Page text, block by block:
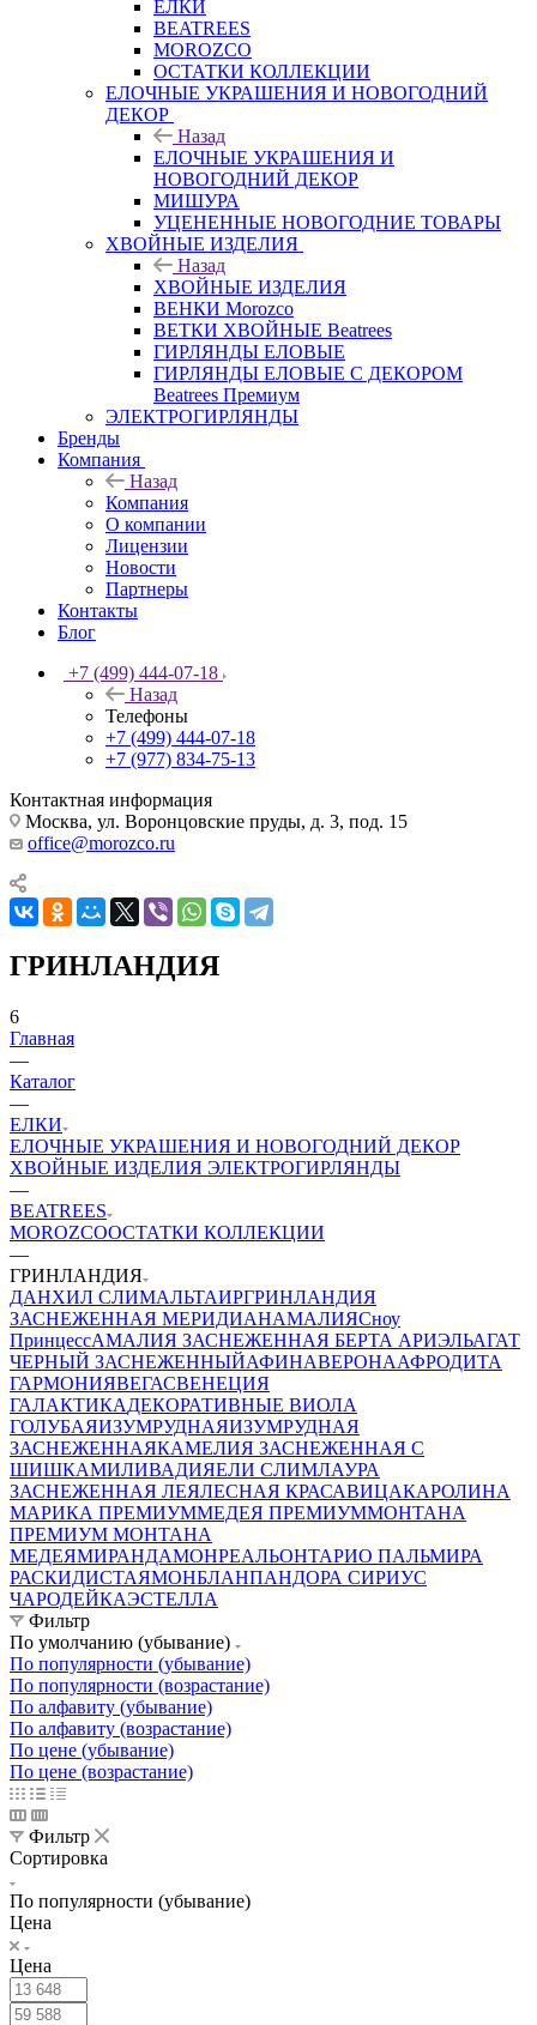
ЕЛКИ
BEATREES
MOROZCO
ОСТАТКИ КОЛЛЕКЦИИ
ЕЛОЧНЫЕ УКРАШЕНИЯ И НОВОГОДНИЙ
ДЕКОР
Назад
ЕЛОЧНЫЕ УКРАШЕНИЯ И
НОВОГОДНИЙ ДЕКОР
МИШУРА
УЦЕНЕННЫЕ НОВОГОДНИЕ ТОВАРЫ
ХВОЙНЫЕ ИЗДЕЛИЯ
Назад
ХВОЙНЫЕ ИЗДЕЛИЯ
ВЕНКИ Morozco
ВЕТКИ ХВОЙНЫЕ Beatrees
ГИРЛЯНДЫ ЕЛОВЫЕ
ГИРЛЯНДЫ ЕЛОВЫЕ С ДЕКОРОМ
Beatrees Премиум
ЭЛЕКТРОГИРЛЯНДЫ
Бренды
Компания
Назад
Компания
О компании
Лицензии
Новости
Партнеры
Контакты
Блог
+7 (499) 444-07-18
Назад
Телефоны
+7 (499) 444-07-18
+7 (977) 834-75-13
Контактная информация
Москва, ул. Воронцовские пруды, д. 3, под. 15
office@morozco.ru
ГРИНЛАНДИЯ
6
Главная
—
Каталог
—
ЕЛКИ
ЕЛОЧНЫЕ УКРАШЕНИЯ И НОВОГОДНИЙ ДЕКОР
ХВОЙНЫЕ ИЗДЕЛИЯ ЭЛЕКТРОГИРЛЯНДЫ
—
BEATREES
MOROZCOОСТАТКИ КОЛЛЕКЦИИ
—
ГРИНЛАНДИЯ
ДАНХИЛ СЛИМАЛЬТАИРГРИНЛАНДИЯ
ЗАСНЕЖЕННАЯ МЕРИДИАНАМАЛИЯСноу
ПринцессАМАЛИЯ ЗАСНЕЖЕННАЯ БЕРТА АРИЭЛЬАГАТ
ЧЕРНЫЙ ЗАСНЕЖЕННЫЙАФИНАВЕРОНААФРОДИТА
ГАРМОНИЯВЕГАСВЕНЕЦИЯ
ГАЛАКТИКАДЕКОРАТИВНЫЕ ВИОЛА
ГОЛУБАЯИЗУМРУДНАЯИЗУМРУДНАЯ
ЗАСНЕЖЕННАЯКАМЕЛИЯ ЗАСНЕЖЕННАЯ С
ШИШКАМИЛИВАДИЯЕЛИ СЛИМЛАУРА
ЗАСНЕЖЕННАЯ ЛЕЯЛЕСНАЯ КРАСАВИЦАКАРОЛИНА
МАРИКА ПРЕМИУММЕДЕЯ ПРЕМИУММОНТАНА
ПРЕМИУМ МОНТАНА
МЕДЕЯМИРАНДАМОНРЕАЛЬОНТАРИО ПАЛЬМИРА
РАСКИДИСТАЯМОНБЛАНПАНДОРА СИРИУС
ЧАРОДЕЙКАЭСТЕЛЛА
Фильтр
По умолчанию (убывание)
По популярности (убывание)
По популярности (возрастание)
По алфавиту (убывание)
По алфавиту (возрастание)
По цене (убывание)
По цене (возрастание)
Фильтр
Сортировка
По популярности (убывание)
Цена
Цена